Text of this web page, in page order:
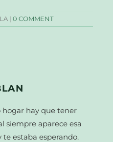
|0 COMMENT
hogar hay que tener
siempre aparece esa
estaba esperando.